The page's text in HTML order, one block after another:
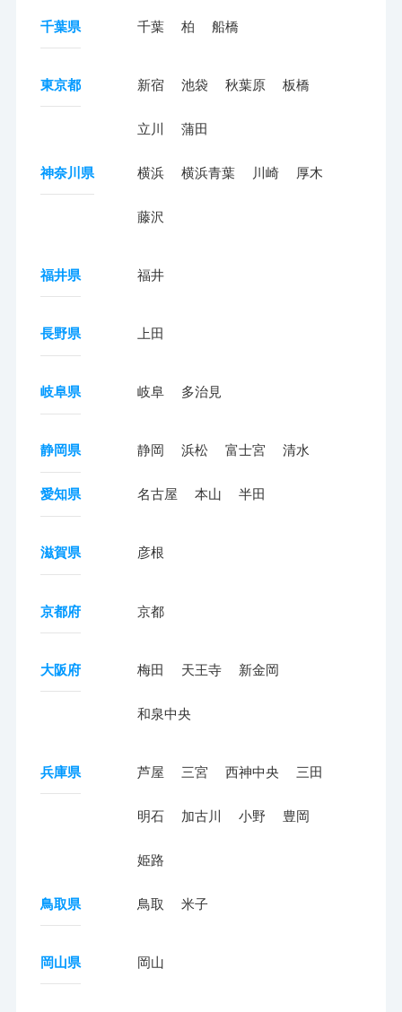
千葉県 千葉 柏 船橋
東京都 新宿 池袋 秋葉原 板橋
立川 蒲田
神奈川県 横浜 横浜青葉 川崎 厚木
藤沢
福井県 福井
長野県 上田
岐阜県 岐阜 多治見
静岡県 静岡 浜松 富士宮 清水
愛知県 名古屋 本山 半田
滋賀県 彦根
京都府 京都
大阪府 梅田 天王寺 新金岡
和泉中央
兵庫県 芦屋 三宮 西神中央 三田
明石 加古川 小野 豊岡
姫路
鳥取県 鳥取 米子
岡山県 岡山